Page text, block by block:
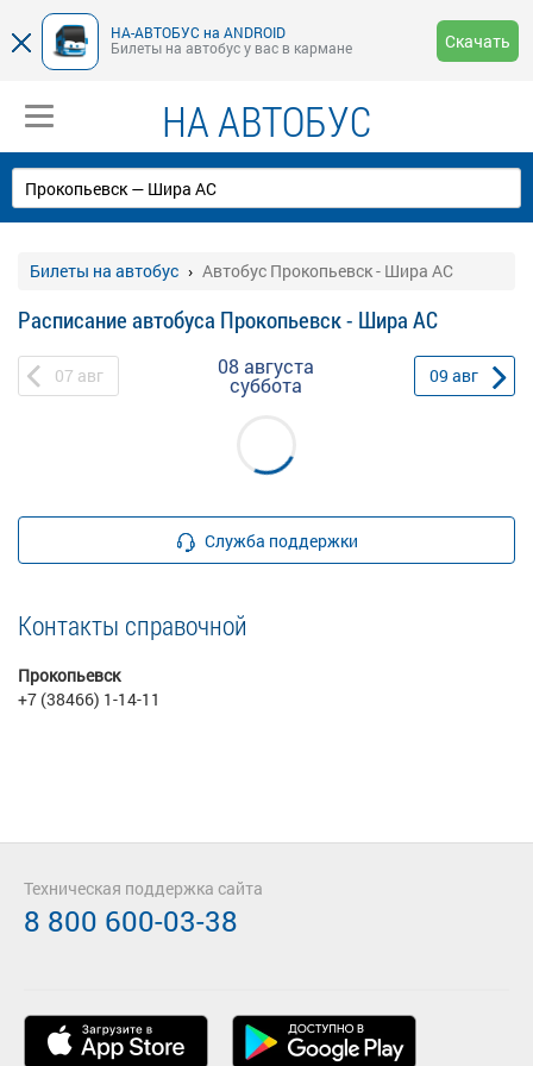
НА-АВТОБУС на ANDROID
Билеты на автобус у вас в кармане
Скачать
НА АВТОБУС
Билеты на автобус Автобус Прокопьевск - Шира АС
Расписание автобуса Прокопьевск - Шира АС
07 авг 08 августа
суббота 09 авг
Служба поддержки
Контакты справочной
Прокопьевск
+7 (38466) 1-14-11
Техническая поддержка сайта
8 800 600-03-38